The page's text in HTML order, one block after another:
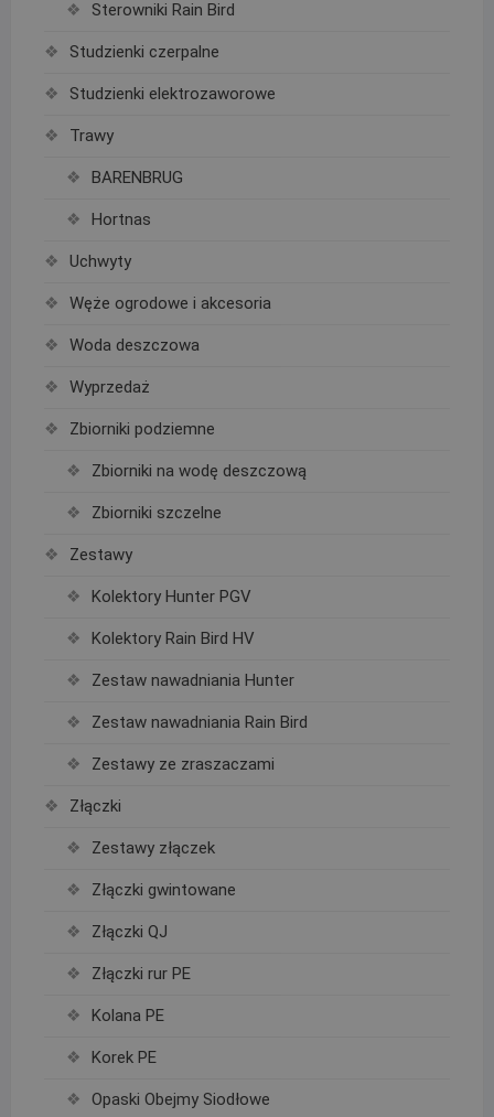
Sterowniki Rain Bird
Studzienki czerpalne
Studzienki elektrozaworowe
Trawy
BARENBRUG
Hortnas
Uchwyty
Węże ogrodowe i akcesoria
Woda deszczowa
Wyprzedaż
Zbiorniki podziemne
Zbiorniki na wodę deszczową
Zbiorniki szczelne
Zestawy
Kolektory Hunter PGV
Kolektory Rain Bird HV
Zestaw nawadniania Hunter
Zestaw nawadniania Rain Bird
Zestawy ze zraszaczami
Złączki
Zestawy złączek
Złączki gwintowane
Złączki QJ
Złączki rur PE
Kolana PE
Korek PE
Opaski Obejmy Siodłowe